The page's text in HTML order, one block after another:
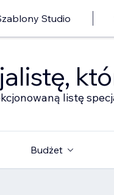
Studio
listę
Budżet